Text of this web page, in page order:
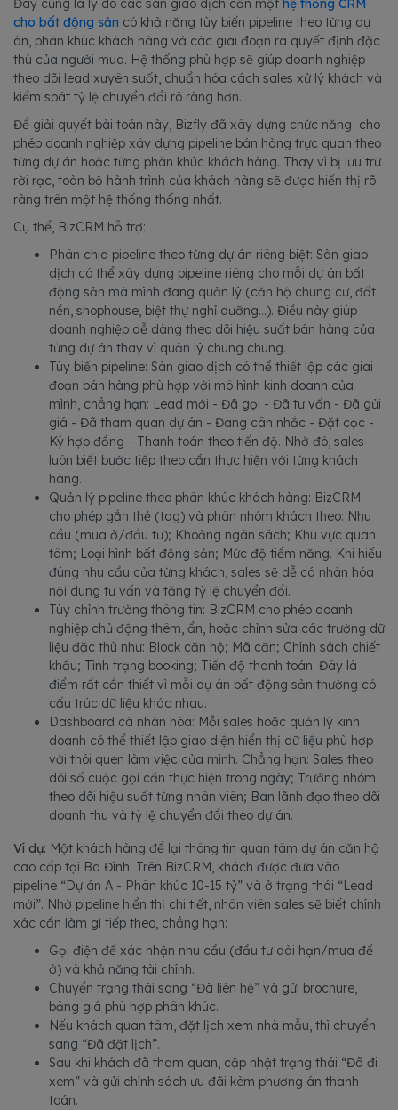
cho bất động sản có khả năng tùy biến pipeline theo từng dự
án, phân khúc khách hàng và các giai đoạn ra quyết định đặc
thù của người mua. Hệ thống phù hợp sẽ giúp doanh nghiệp
theo dõi lead xuyên suốt, chuẩn hóa cách sales xử lý khách và
kiểm soát tỷ lệ chuyển đổi rõ ràng hơn.
Để giải quyết bài toán này, Bizfly đã xây dựng chức năng cho
phép doanh nghiệp xây dựng pipeline bán hàng trực quan theo
từng dự án hoặc từng phân khúc khách hàng. Thay vì bị lưu trữ
rời rạc, toàn bộ hành trình của khách hàng sẽ được hiển thị rõ
ràng trên một hệ thống thống nhất.
Cụ thể, BizCRM hỗ trợ:
Phân chia pipeline theo từng dự án riêng biệt: Sàn giao
dịch có thể xây dựng pipeline riêng cho mỗi dự án bất
động sản mà mình đang quản lý (căn hộ chung cư, đất
nền, shophouse, biệt thự nghỉ dưỡng…). Điều này giúp
doanh nghiệp dễ dàng theo dõi hiệu suất bán hàng của
từng dự án thay vì quản lý chung chung.
Tùy biến pipeline: Sàn giao dịch có thể thiết lập các giai
đoạn bán hàng phù hợp với mô hình kinh doanh của
mình, chẳng hạn: Lead mới - Đã gọi - Đã tư vấn - Đã gửi
giá - Đã tham quan dự án - Đang cân nhắc - Đặt cọc -
Ký hợp đồng - Thanh toán theo tiến độ. Nhờ đó, sales
luôn biết bước tiếp theo cần thực hiện với từng khách
hàng.
Quản lý pipeline theo phân khúc khách hàng: BizCRM
cho phép gắn thẻ (tag) và phân nhóm khách theo: Nhu
cầu (mua ở/đầu tư); Khoảng ngân sách; Khu vực quan
tâm; Loại hình bất động sản; Mức độ tiềm năng. Khi hiểu
đúng nhu cầu của từng khách, sales sẽ dễ cá nhân hóa
nội dung tư vấn và tăng tỷ lệ chuyển đổi.
Tùy chỉnh trường thông tin: BizCRM cho phép doanh
nghiệp chủ động thêm, ẩn, hoặc chỉnh sửa các trường dữ
liệu đặc thù như: Block căn hộ; Mã căn; Chính sách chiết
khấu; Tình trạng booking; Tiến độ thanh toán. Đây là
điểm rất cần thiết vì mỗi dự án bất động sản thường có
cấu trúc dữ liệu khác nhau.
Dashboard cá nhân hóa: Mỗi sales hoặc quản lý kinh
doanh có thể thiết lập giao diện hiển thị dữ liệu phù hợp
với thói quen làm việc của mình. Chẳng hạn: Sales theo
dõi số cuộc gọi cần thực hiện trong ngày; Trưởng nhóm
theo dõi hiệu suất từng nhân viên; Ban lãnh đạo theo dõi
doanh thu và tỷ lệ chuyển đổi theo dự án.
Ví dụ: Một khách hàng để lại thông tin quan tâm dự án căn hộ
cao cấp tại Ba Đình. Trên BizCRM, khách được đưa vào
pipeline “Dự án A - Phân khúc 10-15 tỷ” và ở trạng thái “Lead
mới”. Nhờ pipeline hiển thị chi tiết, nhân viên sales sẽ biết chính
xác cần làm gì tiếp theo, chẳng hạn:
Gọi điện để xác nhận nhu cầu (đầu tư dài hạn/mua để
ở) và khả năng tài chính.
Chuyển trạng thái sang “Đã liên hệ” và gửi brochure,
bảng giá phù hợp phân khúc.
Nếu khách quan tâm, đặt lịch xem nhà mẫu, thì chuyển
sang “Đã đặt lịch”.
Sau khi khách đã tham quan, cập nhật trạng thái “Đã đi
xem” và gửi chính sách ưu đãi kèm phương án thanh
toán.